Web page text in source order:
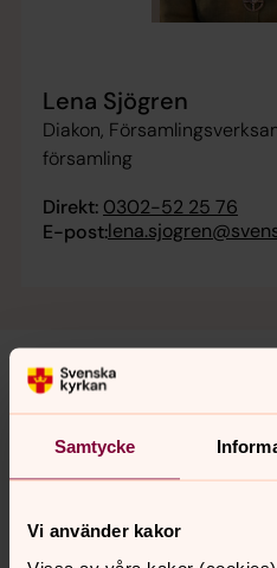
Samtycke
Vi använder kakor
Lena Sjögren
Diakon,
församling
Direkt: 0302-52 25 76
E-post: